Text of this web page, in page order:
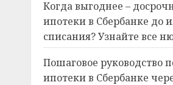
Когда выгоднее –
ипотеки в Сбербанке до
списания? Узнайте все
Пошаговое руководство
ипотеки в Сбербанке